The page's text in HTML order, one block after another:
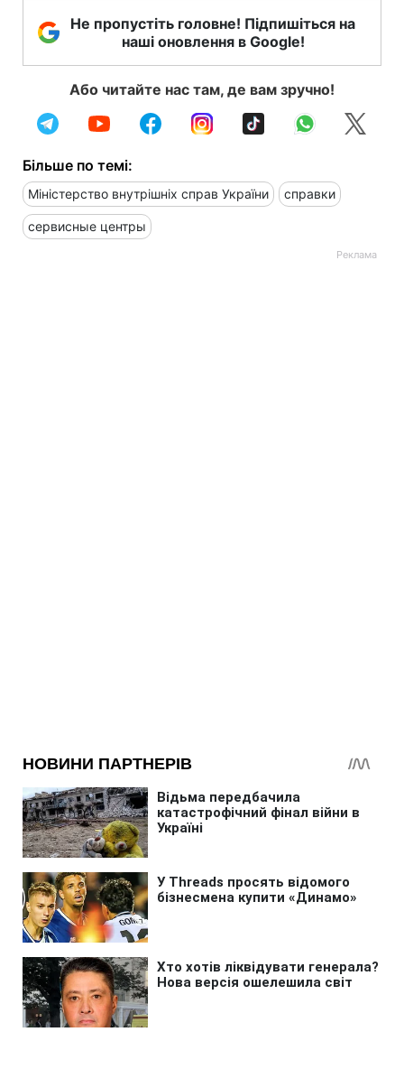
Не пропустіть головне! Підпишіться на
наші оновлення в Google!
Або читайте нас там, де вам зручно!
Більше по темі:
Міністерство внутрішніх справ України справки
сервисные центры